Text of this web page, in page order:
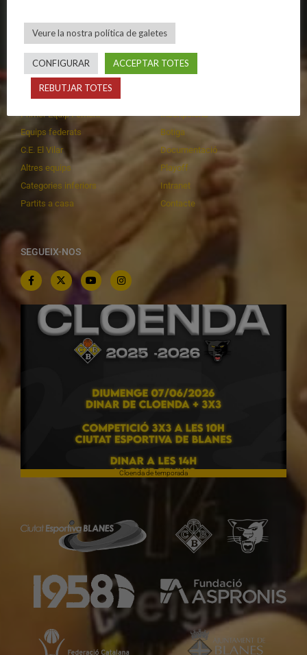
Privadesa a les xarxes
Patrocinadors
CALENDARIS
Primer Equip Femení
Equips federats
C.E. El Vilar
Altres equips
Categories inferiors
Partits a casa
INFORMACIONS
Inscripcions
Botiga
Documentació
Playoff
Intranet
Contacte
SEGUEIX-NOS
Cloenda de temporada
Veure la nostra política de galetes
CONFIGURAR ACCEPTAR TOTES
REBUTJAR TOTES